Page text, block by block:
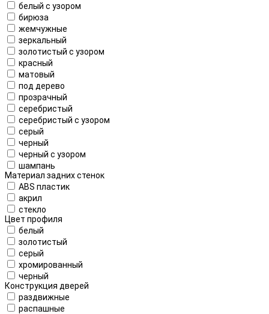
белый с узором
бирюза
жемчужные
зеркальный
золотистый с узором
красный
матовый
под дерево
прозрачный
серебристый
серебристый с узором
серый
черный
черный с узором
шампань
Материал задних стенок
ABS пластик
акрил
стекло
Цвет профиля
белый
золотистый
серый
хромированный
черный
Конструкция дверей
раздвижные
распашные